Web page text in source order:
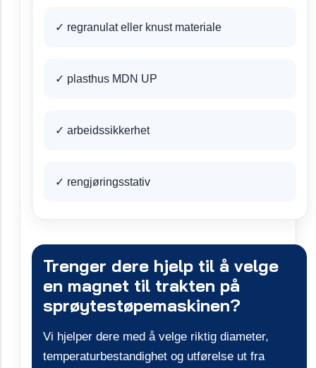
✓ regranulat eller knust materiale
✓ plasthus MDN UP
✓ arbeidssikkerhet
✓ rengjøringsstativ
Trenger dere hjelp til å velge
en magnet til trakten på
sprøytestøpemaskinen?
Vi hjelper dere med å velge riktig diameter,
temperaturbestandighet og utførelse ut fra